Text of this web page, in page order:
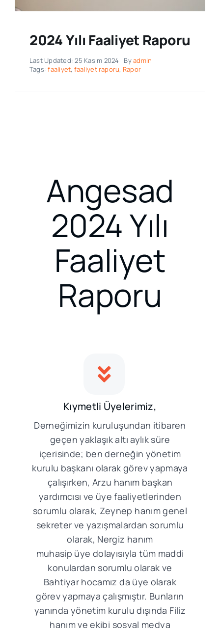
2024 Yılı Faaliyet Raporu
Last Updated: 25 Kasım 2024 Byadmin
Tags:faaliyet, faaliyet raporu, Rapor
Angesad
2024 Yılı
Faaliyet
Raporu
Kıymetli Üyelerimiz,
Derneğimizin kuruluşundan itibaren
geçen yaklaşık altı aylık süre
içerisinde; ben derneğin yönetim
kurulu başkanı olarak görev yapmaya
çalışırken, Arzu hanım başkan
yardımcısı ve üye faaliyetlerinden
sorumlu olarak, Zeynep hanım genel
sekreter ve yazışmalardan sorumlu
olarak, Nergiz hanım
muhasip üye dolayısıyla tüm maddi
konulardan sorumlu olarak ve
Bahtiyar hocamız da üye olarak
görev yapmaya çalışmıştır. Bunların
yanında yönetim kurulu dışında Filiz
hanım ve ekibi sosyal medya